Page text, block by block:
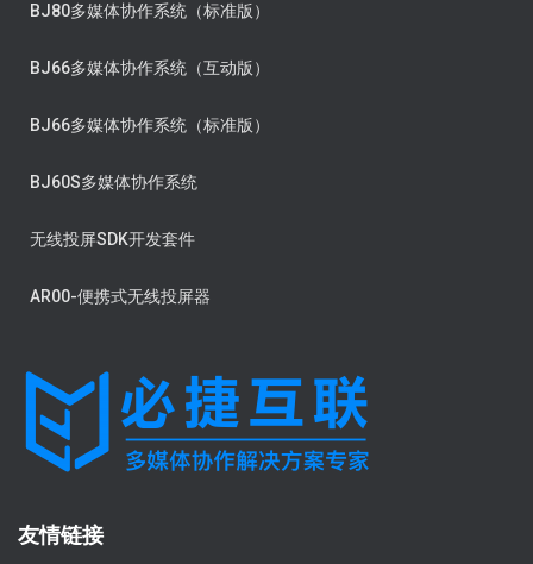
BJ80多媒体协作系统（标准版）
BJ66多媒体协作系统（互动版）
BJ66多媒体协作系统（标准版）
BJ60S多媒体协作系统
无线投屏SDK开发套件
AR00-便携式无线投屏器
友情链接